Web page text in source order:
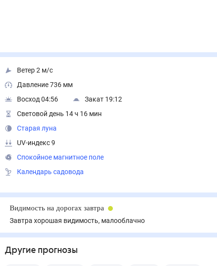
Ветер 2 м/с
Давление 736 мм
Восход 04:56
Закат 19:12
Световой день 14 ч 16 мин
Старая луна
UV-индекс 9
Спокойное магнитное поле
Календарь садовода
Видимость на дорогах завтра
Завтра хорошая видимость, малооблачно
Другие прогнозы